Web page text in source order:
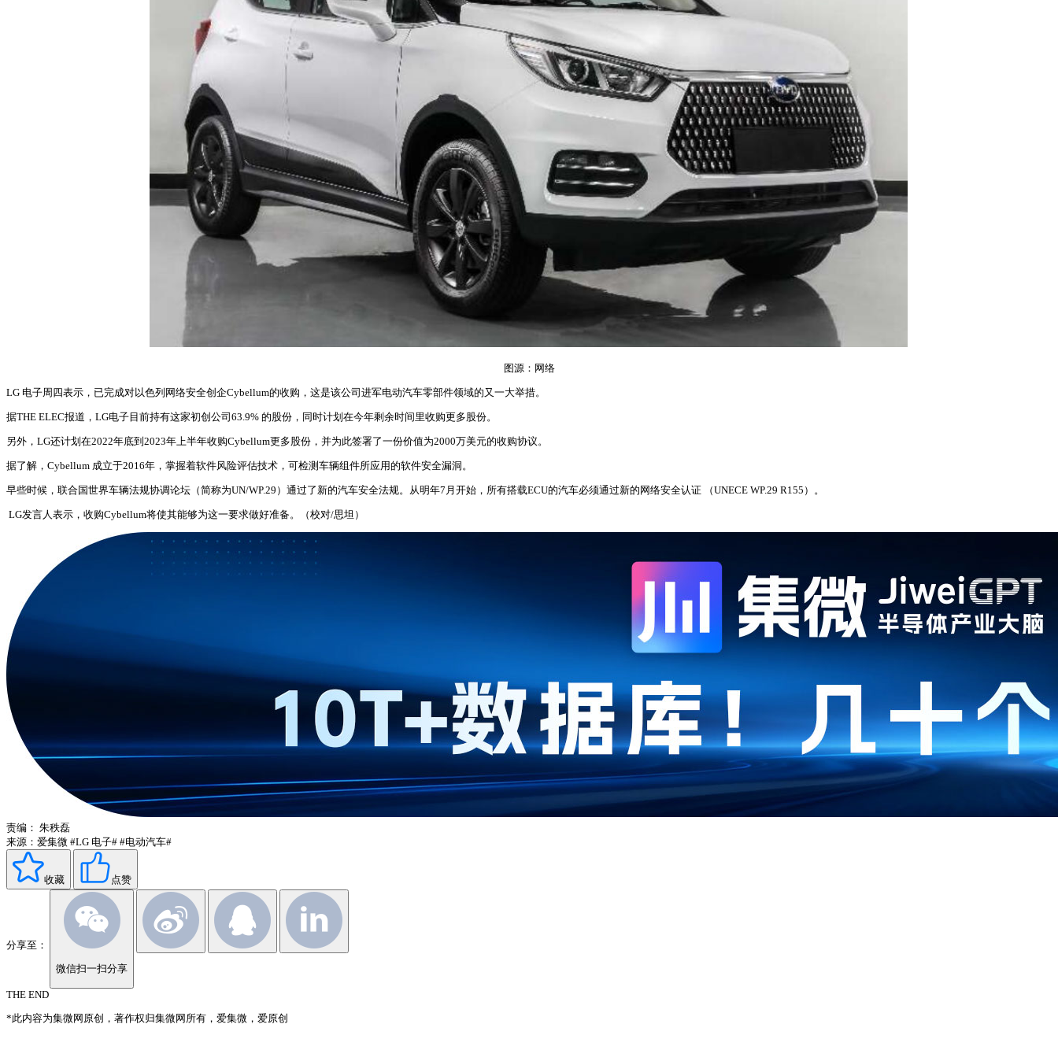
图源：网络
LG 电子周四表示，已完成对以色列网络安全创企Cybellum的收购，这是该公司进军电动汽车零部件领域的又一大举措。
据THE ELEC报道，LG电子目前持有这家初创公司63.9% 的股份，同时计划在今年剩余时间里收购更多股份。
另外，LG还计划在2022年底到2023年上半年收购Cybellum更多股份，并为此签署了一份价值为2000万美元的收购协议。
据了解，Cybellum 成立于2016年，掌握着软件风险评估技术，可检测车辆组件所应用的软件安全漏洞。
早些时候，联合国世界车辆法规协调论坛（简称为UN/WP.29）通过了新的汽车安全法规。从明年7月开始，所有搭载ECU的汽车必须通过新的网络安全认证 （UNECE WP.29 R155）。
LG发言人表示，收购Cybellum将使其能够为这一要求做好准备。（校对/思坦）
责编： 朱秩磊
来源：爱集微 #LG 电子# #电动汽车#
收藏 点赞
分享至：
微信扫一扫分享
THE END
*此内容为集微网原创，著作权归集微网所有，爱集微，爱原创